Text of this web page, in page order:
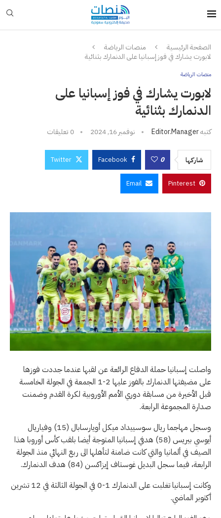
الصفحة الرئيسية
منصات الرياضة
لابورت يشارك في فوز إسبانيا على الدنمارك بثنائية
منصات الرياضة
لابورت يشارك في فوز إسبانيا على
الدنمارك بثنائية
كتبهEditor.manager نوفمبر 16, 2024 0 تعليقات
شاركها 0
Facebook
Twitter
Pinterest
Email
واصلت إسبانيا حملة الدفاع الرائعة عن لقبها عندما جددت فوزها
على مضيفتها الدنمارك بالفوز عليها 2-1 الجمعة في الجولة الخامسة
قبل الأخيرة من مسابقة دوري الأمم الأوروبية لكرة القدم وضمنت
صدارة المجموعة الرابعة.
وسجل مهاجما ريال سوسييداد ميكل أويارسابال (15) وفياريال
أيوسي بيريس (58) هدفي إسبانيا المتوجة أيضا بلقب كأس أوروبا هذا
الصيف في ألمانيا والتي كانت ضامنة لتأهلها الى ربع النهائي منذ الجولة
الرابعة، فيما سجل البديل غوستاف إيزاكسن (84) هدف الدنمارك.
وكانت إسبانيا تغلبت على الدنمارك 1-0 في الجولة الثالثة في 12 تشرين
أكتوبر الماضي.